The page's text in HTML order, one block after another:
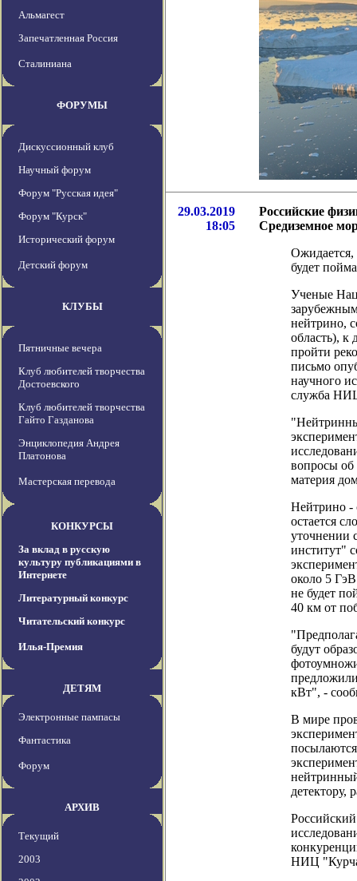
Альмагест
Запечатленная Россия
Сталиниана
ФОРУМЫ
Дискуссионный клуб
Научный форум
Форум "Русская идея"
Форум "Курск"
Исторический форум
Детский форум
КЛУБЫ
Пятничные вечера
Клуб любителей творчества
Достоевского
Клуб любителей творчества
Гайто Газданова
Энциклопедия Андрея
Платонова
Мастерская перевода
КОНКУРСЫ
За вклад в русскую
культуру публикациями в
Интернете
Литературный конкурс
Читательский конкурс
Илья-Премия
ДЕТЯМ
Электронные пампасы
Фантастика
Форум
АРХИВ
Текущий
2003
29.03.2019
18:05
Российские
Средиземное
Ожидается,
будет
Ученые
нейтрино,
область), к
пройти
письмо
научного
служба
вопросы об
материя
Нейтрино -
остается
уточнении
институт"
около 5
не будет
40 км от
будут
кВт", -
В мире
НИЦ